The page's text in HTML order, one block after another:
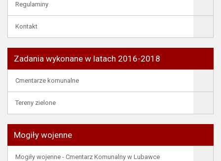
Regulaminy
Kontakt
Zadania wykonane w latach 2016-2018
Cmentarze komunalne
Tereny zielone
Mogiły wojenne
Mogiły wojenne - Cmentarz Komunalny w Lubawce